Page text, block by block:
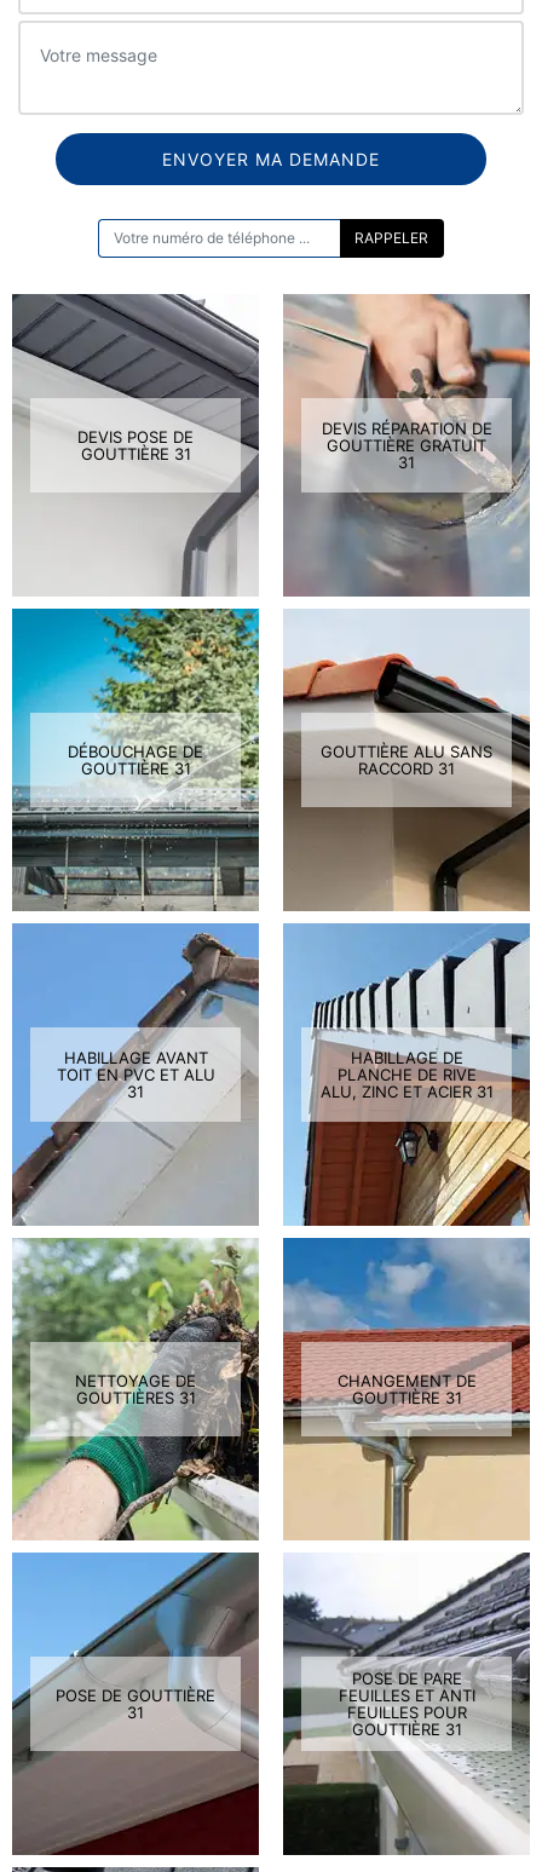
DEVIS POSE DE
GOUTTIÈRE 31
DEVIS RÉPARATION DE
GOUTTIÈRE GRATUIT
31
DÉBOUCHAGE DE
GOUTTIÈRE 31
GOUTTIÈRE ALU SANS
RACCORD 31
HABILLAGE AVANT
TOIT EN PVC ET ALU
31
HABILLAGE DE
PLANCHE DE RIVE
ALU, ZINC ET ACIER 31
NETTOYAGE DE
GOUTTIÈRES 31
CHANGEMENT DE
GOUTTIÈRE 31
POSE DE GOUTTIÈRE
31
POSE DE PARE
FEUILLES ET ANTI
FEUILLES POUR
GOUTTIÈRE 31